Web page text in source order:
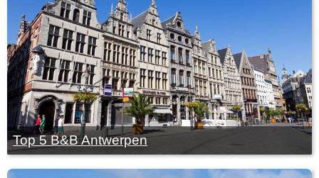
Top 5 B&B Antwerpen